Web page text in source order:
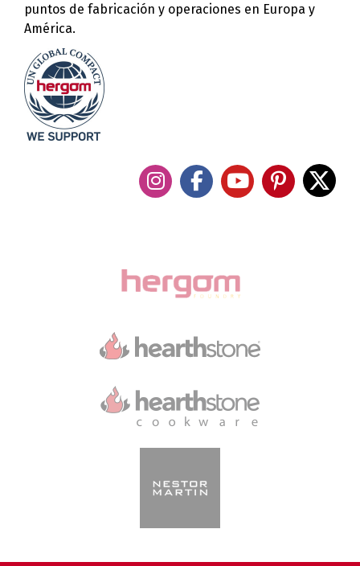
puntos de fabricación y operaciones en Europa y
América.